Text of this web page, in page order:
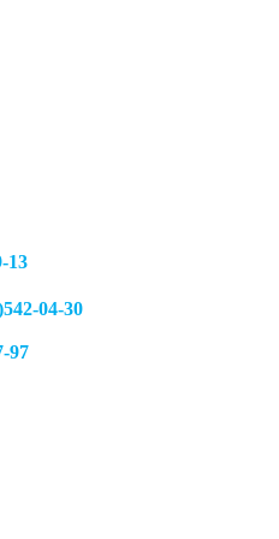
49-13 (Пн-
04-30
97